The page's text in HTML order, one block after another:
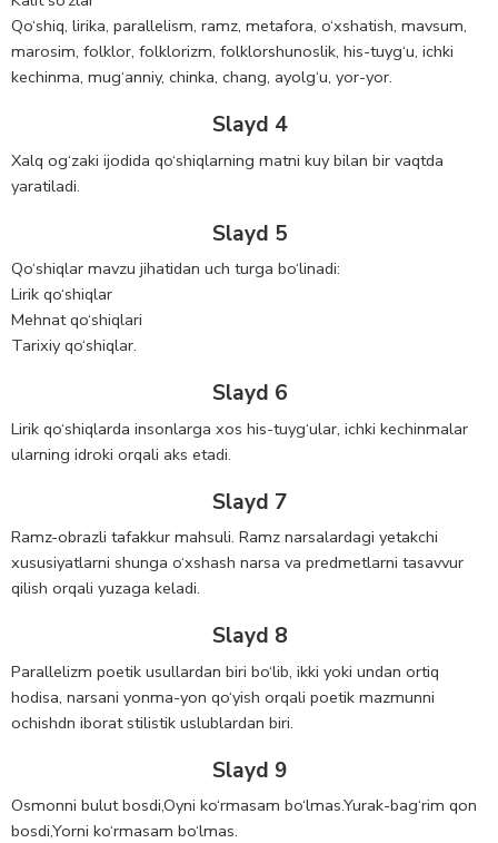
Qo‘shiq, lirika, parallelism, ramz, metafora, o‘xshatish, mavsum,
marosim, folklor, folklorizm, folklorshunoslik, his-tuyg‘u, ichki
kechinma, mug‘anniy, chinka, chang, ayolg‘u, yor-yor.
Slayd 4
Xalq og‘zaki ijodida qo‘shiqlarning matni kuy bilan bir vaqtda
yaratiladi.
Slayd 5
Qo‘shiqlar mavzu jihatidan uch turga bo‘linadi:
Lirik qo‘shiqlar
Mehnat qo‘shiqlari
Tarixiy qo‘shiqlar.
Slayd 6
Lirik qo‘shiqlarda insonlarga xos his-tuyg‘ular, ichki kechinmalar
ularning idroki orqali aks etadi.
Slayd 7
Ramz-obrazli tafakkur mahsuli. Ramz narsalardagi yetakchi
xususiyatlarni shunga o‘xshash narsa va predmetlarni tasavvur
qilish orqali yuzaga keladi.
Slayd 8
Parallelizm poetik usullardan biri bo‘lib, ikki yoki undan ortiq
hodisa, narsani yonma-yon qo‘yish orqali poetik mazmunni
ochishdn iborat stilistik uslublardan biri.
Slayd 9
Osmonni bulut bosdi,Oyni ko‘rmasam bo‘lmas.Yurak-bag‘rim qon
bosdi,Yorni ko‘rmasam bo‘lmas.